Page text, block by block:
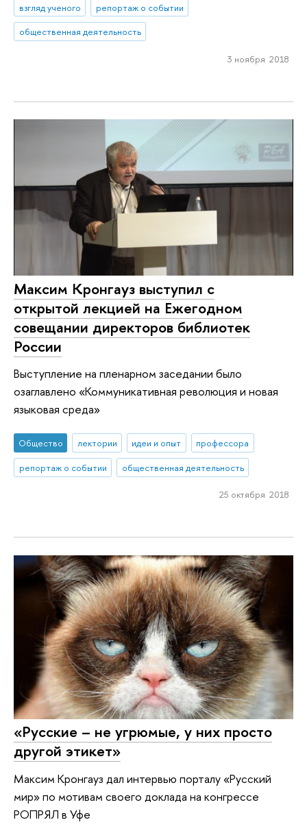
взгляд ученого
репортаж о событии
общественная деятельность
3 ноября 2018
Максим Кронгауз выступил с
открытой лекцией на Ежегодном
совещании директоров библиотек
России
Выступление на пленарном заседании было
озаглавлено «Коммуникативная революция и новая
языковая среда»
Общество лектории идеи и опыт
профессора
репортаж о событии
общественная деятельность
25 октября 2018
«Русские – не угрюмые, у них просто
другой этикет»
Максим Кронгауз дал интервью порталу «Русский
мир» по мотивам своего доклада на конгрессе
РОПРЯЛ в Уфе